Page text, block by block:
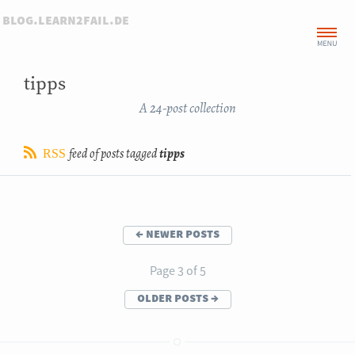
blog.learn2fail.de
tipps
A 24-post collection
RSS feed of posts taggedtipps
← newer posts
Page 3 of 5
older posts→